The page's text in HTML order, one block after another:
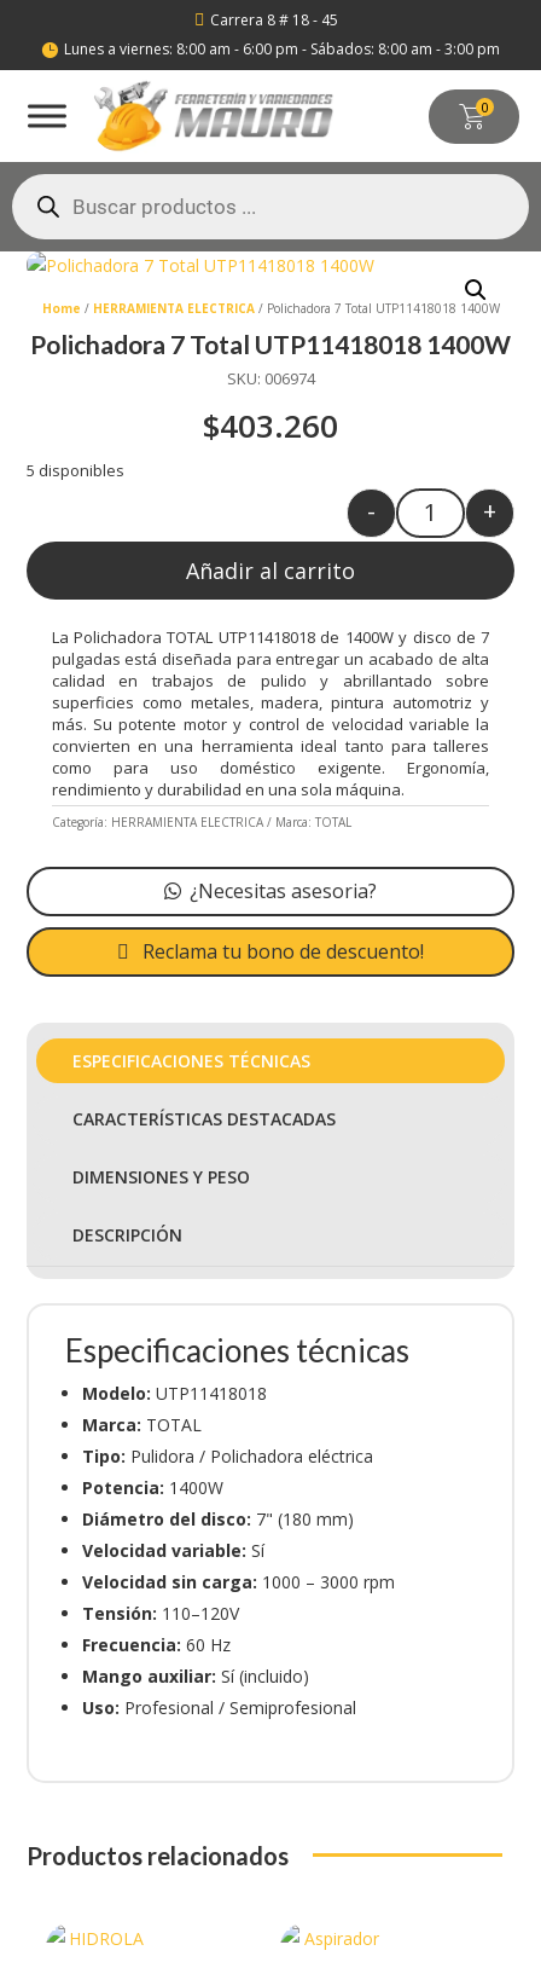
 Carrera 8 # 18 - 45
 Lunes a viernes: 8:00 am - 6:00 pm - Sábados: 8:00 am - 3:00 pm
0
Búsqueda
de
productos
Home / HERRAMIENTA ELECTRICA/ Polichadora 7 Total UTP11418018 1400W
Polichadora 7 Total UTP11418018 1400W
SKU: 006974
$403.260
5 disponibles
Quantity
- +
Añadir al carrito
La Polichadora TOTAL UTP11418018 de 1400W y disco de 7
pulgadas está diseñada para entregar un acabado de alta
calidad en trabajos de pulido y abrillantado sobre
superficies como metales, madera, pintura automotriz y
más. Su potente motor y control de velocidad variable la
convierten en una herramienta ideal tanto para talleres
como para uso doméstico exigente. Ergonomía,
rendimiento y durabilidad en una sola máquina.
Categoría: HERRAMIENTA ELECTRICA Marca: TOTAL
¿Necesitas asesoria?
Reclama tu bono de descuento!
ESPECIFICACIONES TÉCNICAS
CARACTERÍSTICAS DESTACADAS
DIMENSIONES Y PESO
DESCRIPCIÓN
Especificaciones técnicas
Modelo: UTP11418018
Marca: TOTAL
Tipo: Pulidora / Polichadora eléctrica
Potencia: 1400W
Diámetro del disco: 7" (180 mm)
Velocidad variable: Sí
Velocidad sin carga: 1000 – 3000 rpm
Tensión: 110–120V
Frecuencia: 60 Hz
Mango auxiliar: Sí (incluido)
Uso: Profesional / Semiprofesional
Productos relacionados